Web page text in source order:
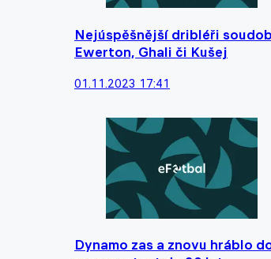
Nejúspěšnější dribléři
Ewerton, Ghali či Kušej
01.11.2023 17:41
Dynamo zas a znovu hráblo